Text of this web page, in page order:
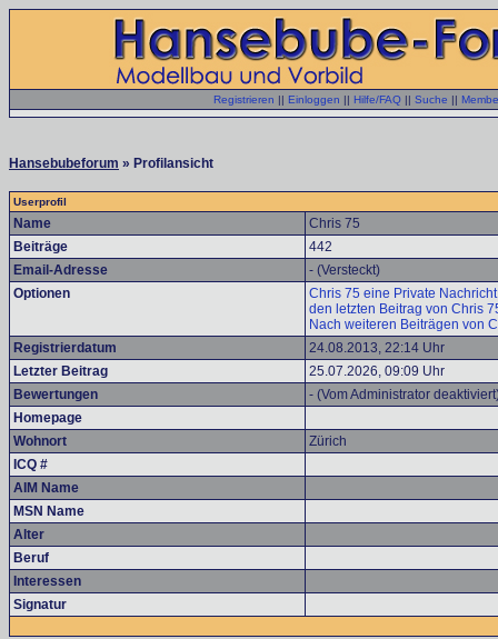
Registrieren || Einloggen || Hilfe/FAQ || Suche ||
Hansebubeforum » Profilansicht
Userprofil
Name
Chris 75
Beiträge
442
Email-Adresse
- (Versteckt)
Optionen
Chris 75 eine Private
den letzten Beitrag von Chris
Nach weiteren Beiträgen von
Registrierdatum
24.08.2013, 22:14 Uhr
Letzter Beitrag
25.07.2026, 09:09 Uhr
Bewertungen
- (Vom Administrator
Homepage
Wohnort
Zürich
ICQ #
AIM Name
MSN Name
Alter
Beruf
Interessen
Signatur